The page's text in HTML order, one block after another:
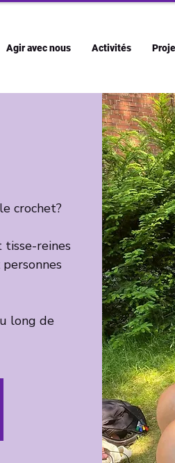
Agir avec nous Activités
crochet?
reines
long de